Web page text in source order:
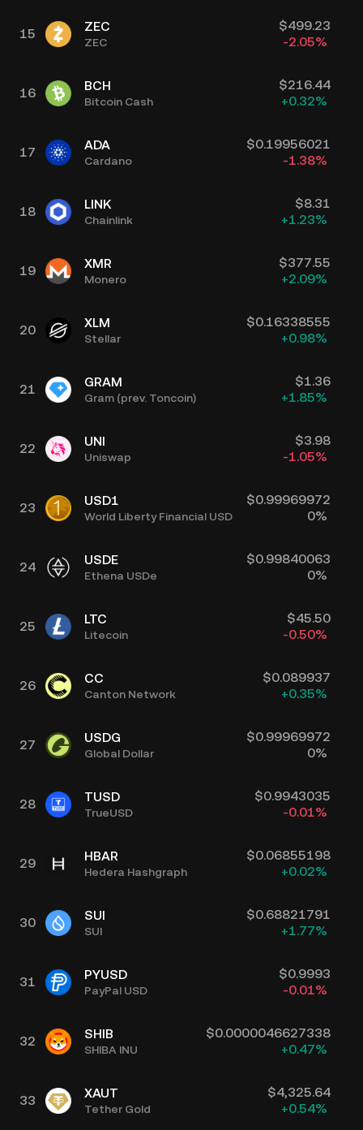
15 ZEC
ZEC
$499.23
-2.05%
16 BCH
Bitcoin Cash
$216.44
+0.32%
17 ADA
Cardano
$0.19956021
-1.38%
18 LINK
Chainlink
$8.31
+1.23%
19 XMR
Monero
$377.55
+2.09%
20 XLM
Stellar
$0.16338555
+0.98%
21 GRAM
Gram (prev. Toncoin)
$1.36
+1.85%
22 UNI
Uniswap
$3.98
-1.05%
23 USD1
World Liberty Financial USD
$0.99969972
0%
24 USDE
Ethena USDe
$0.99840063
0%
25 LTC
Litecoin
$45.50
-0.50%
26 CC
Canton Network
$0.089937
+0.35%
27 USDG
Global Dollar
$0.99969972
0%
28 TUSD
TrueUSD
$0.9943035
-0.01%
29 HBAR
Hedera Hashgraph
$0.06855198
+0.02%
30 SUI
SUI
$0.68821791
+1.77%
31 PYUSD
PayPal USD
$0.9993
-0.01%
32 SHIB
SHIBA INU
$0.0000046627338
+0.47%
33 XAUT
Tether Gold
$4,325.64
+0.54%